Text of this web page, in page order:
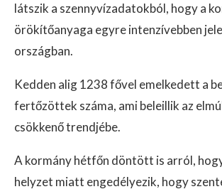
látszik a szennyvízadatokból, hogy a
örökítőanyaga egyre intenzívebben
országban.
Kedden alig 1238 fővel emelkedett a
fertőzöttek száma, ami beleillik az
csökkenő trendjébe.
A kormány hétfőn döntött is arról,
helyzet miatt engedélyezik, hogy